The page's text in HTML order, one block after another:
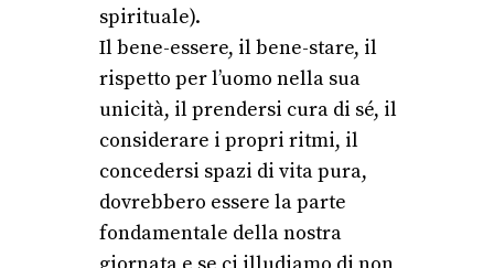
spirituale).
Il bene-essere, il bene-stare, il
rispetto per l’uomo nella sua
unicità, il prendersi cura di sé, il
considerare i propri ritmi, il
concedersi spazi di vita pura,
dovrebbero essere la parte
fondamentale della nostra